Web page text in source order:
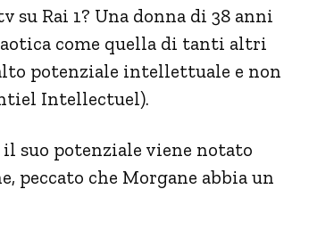
su Rai 1? Una donna di 38 anni
come quella di tanti altri
potenziale intellettuale e non
Intellectuel).
suo potenziale viene notato
peccato che Morgane abbia un